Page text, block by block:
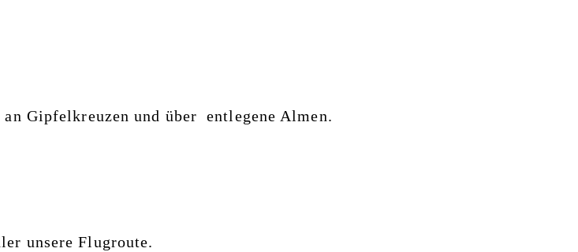
Gipfelkreuzen und über entlegene Almen.
unsere Flugroute.